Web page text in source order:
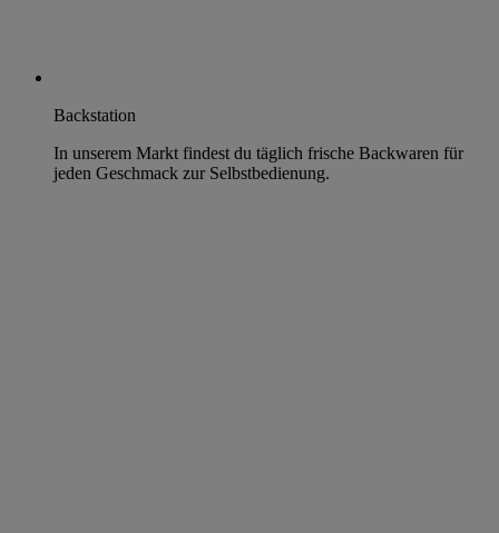
Backstation
In unserem Markt findest du täglich frische Backwaren für
jeden Geschmack zur Selbstbedienung.